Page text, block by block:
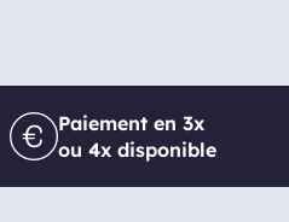
Paiement en 3x
ou 4x disponible